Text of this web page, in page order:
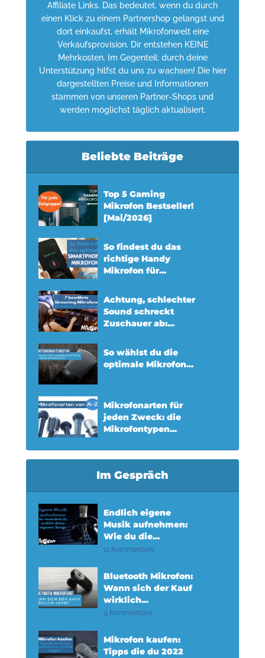
Affiliate Links. Das bedeutet, wenn du durch
einen Klick zu einem Partnershop gelangst und
dort einkaufst, erhält Mikrofonwelt eine
Verkaufsprovision. Dir entstehen KEINE
Mehrkosten. Im Gegenteil: durch deine
Unterstützung hilfst du uns zu wachsen! Die hier
dargestellten Preise und Informationen
stammen von unseren Partner-Shops und
werden möglichst täglich aktualisiert.
Beliebte Beiträge
Top 5 Gaming
Mikrofon Bestseller!
[Mai/2026]
So findest du das
richtige Handy
Mikrofon für...
Achtung, schlechter
Sound schreckt
Zuschauer ab:...
So wählst du die
optimale Mikrofon...
Mikrofonarten für
jeden Zweck: die
Mikrofontypen...
Im Gespräch
Endlich eigene
Musik aufnehmen:
Wie du die...
11 Kommentare
Bluetooth Mikrofon:
Wann sich der Kauf
wirklich...
9 Kommentare
Mikrofon kaufen:
Tipps die du 2022